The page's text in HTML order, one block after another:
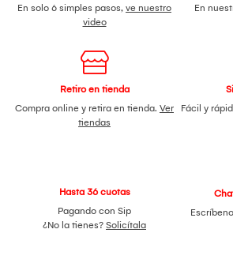
En solo 6 simples pasos, ve nuestro
video
En
Retiro en tienda
Compra online y retira en tienda. Ver
tiendas
Fácil y
Hasta 36 cuotas
Pagando con Sip
¿No la tienes? Solicítala